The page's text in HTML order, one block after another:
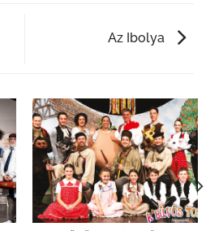
Az Ibolya